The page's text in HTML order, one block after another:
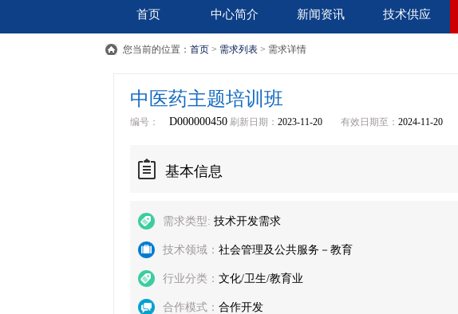
首页 中心简介 新闻资讯 技术供应
您当前的位置： 首页 > 需求列表 > 需求详情
中医药主题培训班
编号： D000000450 刷新日期： 2023-11-20 有效日期至： 2024-11-20
基本信息
需求类型: 技术开发需求
技术领域： 社会管理及公共服务－教育
行业分类： 文化/卫生/教育业
合作模式： 合作开发